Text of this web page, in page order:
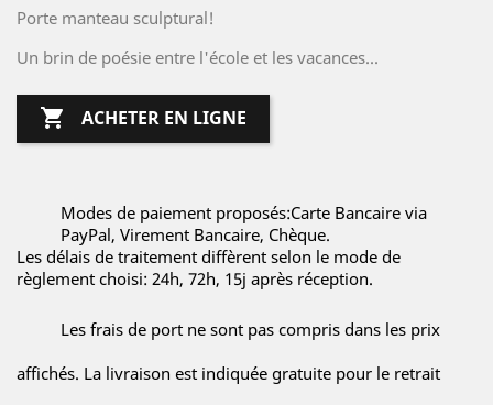
Porte manteau sculptural!
Un brin de poésie entre l'école et les vacances...
 ACHETER EN LIGNE
Modes de paiement proposés:Carte Bancaire via
PayPal, Virement Bancaire, Chèque.
Les délais de traitement diffèrent selon le mode de
règlement choisi: 24h, 72h, 15j après réception.
Les frais de port ne sont pas compris dans les prix
affichés. La livraison est indiquée gratuite pour le retrait